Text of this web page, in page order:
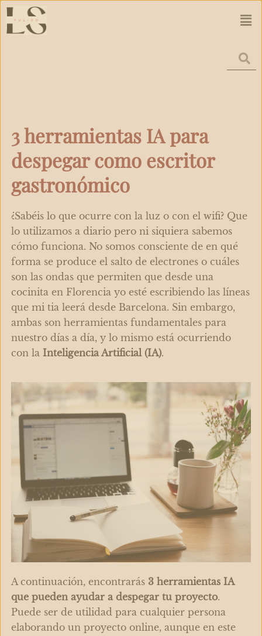
Ir
al
contenido
3 herramientas IA para
despegar como escritor
gastronómico
¿Sabéis lo que ocurre con la luz o con el wifi? Que
lo utilizamos a diario pero ni siquiera sabemos
cómo funciona. No somos consciente de en qué
forma se produce el salto de electrones o cuáles
son las ondas que permiten que desde una
cocinita en Florencia yo esté escribiendo las líneas
que mi tia leerá desde Barcelona. Sin embargo,
ambas son herramientas fundamentales para
nuestro días a día, y lo mismo está ocurriendo
con la Inteligencia Artificial (IA).
A continuación, encontrarás 3 herramientas IA
que pueden ayudar a despegar tu proyecto.
Puede ser de utilidad para cualquier persona
elaborando un proyecto online, aunque en este